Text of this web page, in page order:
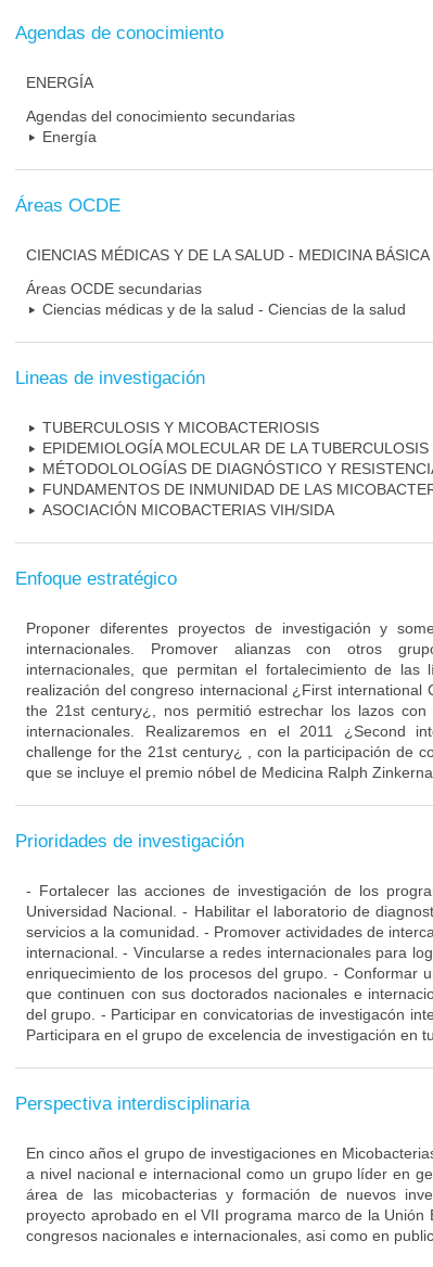
Agendas de conocimiento
ENERGÍA
Agendas del conocimiento secundarias
Energía
Áreas OCDE
CIENCIAS MÉDICAS Y DE LA SALUD - MEDICINA BÁSICA
Áreas OCDE secundarias
Ciencias médicas y de la salud - Ciencias de la salud
Lineas de investigación
TUBERCULOSIS Y MICOBACTERIOSIS
EPIDEMIOLOGÍA MOLECULAR DE LA TUBERCULOSIS
MÉTODOLOLOGÍAS DE DIAGNÓSTICO Y
FUNDAMENTOS DE INMUNIDAD DE LAS
ASOCIACIÓN MICOBACTERIAS VIH/SIDA
Enfoque estratégico
Proponer diferentes proyectos de investigación y
internacionales. Promover alianzas con otros
internacionales, que permitan el fortalecimiento de las
realización del congreso internacional ¿First international
the 21st century¿, nos permitió estrechar los lazos con
internacionales. Realizaremos en el 2011 ¿Second
challenge for the 21st century¿ , con la participación de
que se incluye el premio nóbel de Medicina Ralph
Prioridades de investigación
- Fortalecer las acciones de investigación de los
Universidad Nacional. - Habilitar el laboratorio de
servicios a la comunidad. - Promover actividades de
internacional. - Vincularse a redes internacionales para
enriquecimiento de los procesos del grupo. - Conformar
que continuen con sus doctorados nacionales e
del grupo. - Participar en convicatorias de investigacón
Participara en el grupo de excelencia de investigación en
Perspectiva interdisciplinaria
En cinco años el grupo de investigaciones en
a nivel nacional e internacional como un grupo líder en
área de las micobacterias y formación de nuevos
proyecto aprobado en el VII programa marco de la Unión
congresos nacionales e internacionales, asi como en